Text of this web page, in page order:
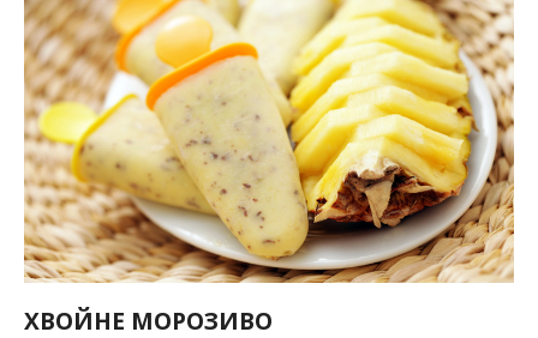
ХВОЙНЕ МОРОЗИВО